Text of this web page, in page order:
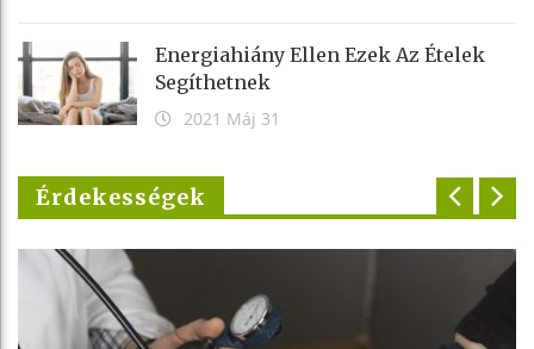
Energiahiány Ellen Ezek Az Ételek
Segíthetnek
2021 Máj 31
Érdekességek
v